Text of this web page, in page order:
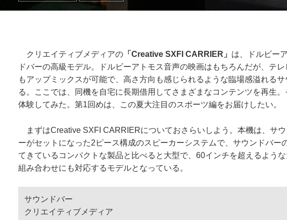
クリエイティブメディアの 「Creative SXFI CARRIER」 は、ドルビー
ドバーの高級モデル。ドルビーアトモス音声の映画はもちろんだが、テ
もアップミックスが可能で、高さ方向も感じられるような臨場感溢れる
る。ここでは、同機を自宅に長期借用してさまざまなコンテンツを再生
体験してみた。第1回めは、この夏大注目のスポーツ編をお届けしたい。
まずはCreative SXFI CARRIERについておさらいしよう。本機は、サ
ーがセットになった2ピース構成のスピーカーシステムで、サウンドバー
てきているコンパクトな製品と比べると大型で、60インチを超えるよう
組み合わせにも対応するモデルとなっている。
サウンドバー
クリエイティブメディア